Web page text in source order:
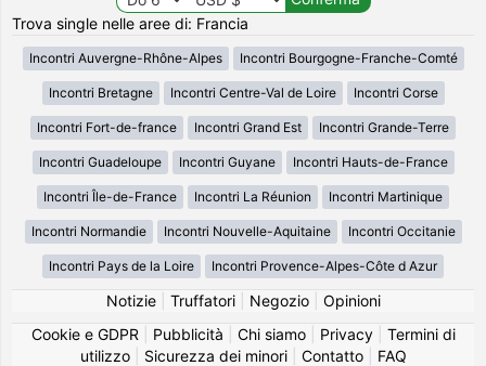
Trova single nelle aree di: Francia
Incontri Auvergne-Rhône-Alpes Incontri Bourgogne-Franche-Comté
Incontri Bretagne Incontri Centre-Val de Loire Incontri Corse
Incontri Fort-de-france Incontri Grand Est Incontri Grande-Terre
Incontri Guadeloupe Incontri Guyane Incontri Hauts-de-France
Incontri Île-de-France Incontri La Réunion Incontri Martinique
Incontri Normandie Incontri Nouvelle-Aquitaine Incontri Occitanie
Incontri Pays de la Loire Incontri Provence-Alpes-Côte d Azur
Notizie| Truffatori| Negozio| Opinioni
Cookie e GDPR
Pubblicità Chi siamo| Privacy| Termini di
utilizzo| Sicurezza dei minori| Contatto| FAQ